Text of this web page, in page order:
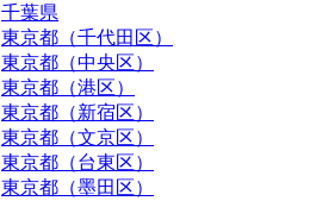
千葉県
東京都（千代田区）
東京都（中央区）
東京都（港区）
東京都（新宿区）
東京都（文京区）
東京都（台東区）
東京都（墨田区）